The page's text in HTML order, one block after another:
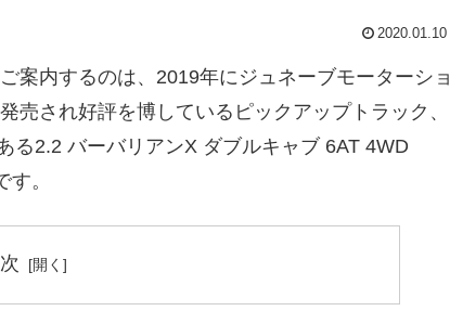
2020.01.10
案内するのは、2019年にジュネーブモーターショ
売され好評を博しているピックアップトラック、
る2.2 バーバリアンX ダブルキャブ 6AT 4WD
。